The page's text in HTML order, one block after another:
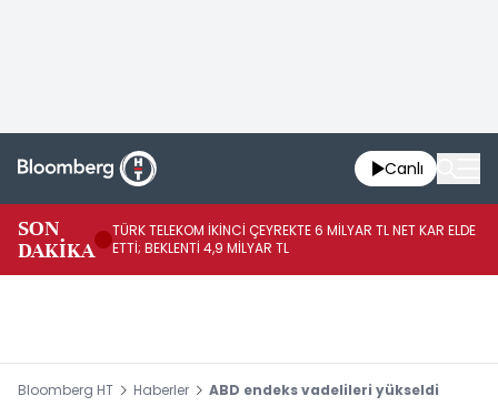
Canlı
SON
DAKİKA
TÜRK TELEKOM İKİNCİ ÇEYREKTE 6 MİLYAR TL NET KAR ELDE
ETTİ; BEKLENTİ 4,9 MİLYAR TL
Bloomberg HT Haberler ABD endeks vadelileri yükseldi